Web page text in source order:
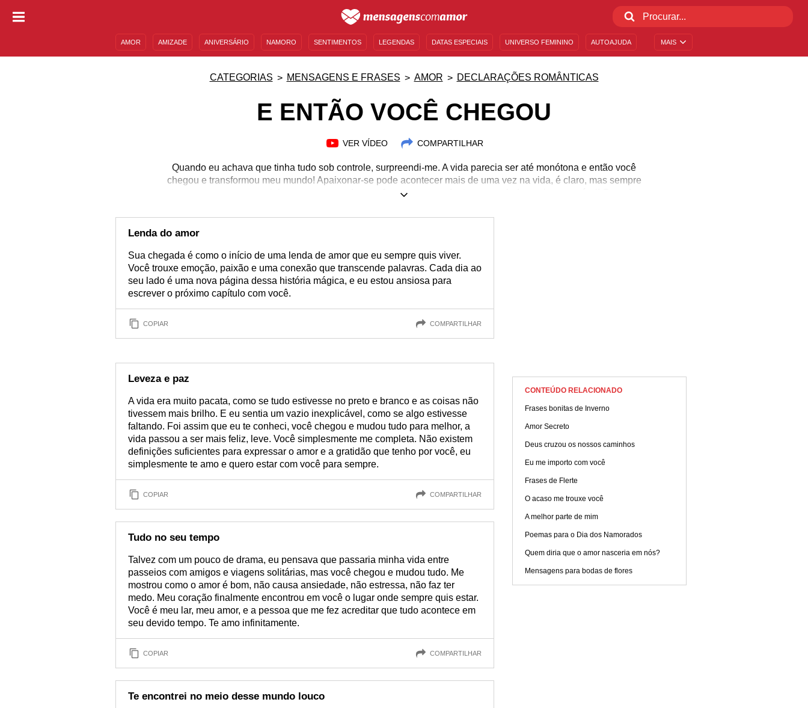
MAIS
AMOR AMIZADE ANIVERSÁRIO NAMORO SENTIMENTOS LEGENDAS DATAS ESPECIAIS UNIVERSO FEMININO AUTOAJUDA
CATEGORIAS MENSAGENS E FRASES AMOR DECLARAÇÕES ROMÂNTICAS
E ENTÃO VOCÊ CHEGOU
VER VÍDEO COMPARTILHAR
Quando eu achava que tinha tudo sob controle, surpreendi-me. A vida parecia ser até monótona e então você
chegou e transformou meu mundo! Apaixonar-se pode acontecer mais de uma vez na vida, é claro, mas sempre
tem uma pessoa especial que nos marca de uma forma surpreendente, avassaladora e inesquecível! Quando
você: surpreendido e vulnerável! Mas as paixões estão aí para serem vividas e sentidas até o último suspiro!
Lenda do amor
Sua chegada é como o início de uma lenda de amor que eu sempre quis viver.
Você trouxe emoção, paixão e uma conexão que transcende palavras. Cada dia ao
seu lado é uma nova página dessa história mágica, e eu estou ansiosa para
escrever o próximo capítulo com você.
COPIAR COMPARTILHAR
Leveza e paz
A vida era muito pacata, como se tudo estivesse no preto e branco e as coisas não
tivessem mais brilho. E eu sentia um vazio inexplicável, como se algo estivesse
faltando. Foi assim que eu te conheci, você chegou e mudou tudo para melhor, a
vida passou a ser mais feliz, leve. Você simplesmente me completa. Não existem
definições suficientes para expressar o amor e a gratidão que tenho por você, eu
simplesmente te amo e quero estar com você para sempre.
COPIAR COMPARTILHAR
Tudo no seu tempo
Talvez com um pouco de drama, eu pensava que passaria minha vida entre
passeios com amigos e viagens solitárias, mas você chegou e mudou tudo. Me
mostrou como o amor é bom, não causa ansiedade, não estressa, não faz ter
medo. Meu coração finalmente encontrou em você o lugar onde sempre quis estar.
Você é meu lar, meu amor, e a pessoa que me fez acreditar que tudo acontece em
seu devido tempo. Te amo infinitamente.
COPIAR COMPARTILHAR
Te encontrei no meio desse mundo louco
CONTEÚDO RELACIONADO
Frases bonitas de Inverno
Amor Secreto
Deus cruzou os nossos caminhos
Eu me importo com você
Frases de Flerte
O acaso me trouxe você
A melhor parte de mim
Poemas para o Dia dos Namorados
Quem diria que o amor nasceria em nós?
Mensagens para bodas de flores